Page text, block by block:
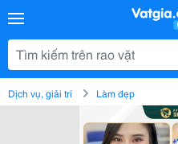
Dịch vụ, giải trí Làm đẹp